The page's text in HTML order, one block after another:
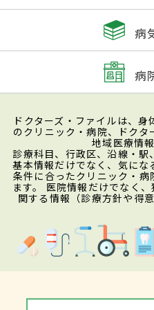
病
病
ドクターズ・ファイルは、
のクリニック・病院、ドク
地域医療情
診療科目、行政区、沿線・
基本情報だけでなく、気にな
条件に合ったクリニック・
ます。 医院情報だけでなく
関する情報（診療方針や得